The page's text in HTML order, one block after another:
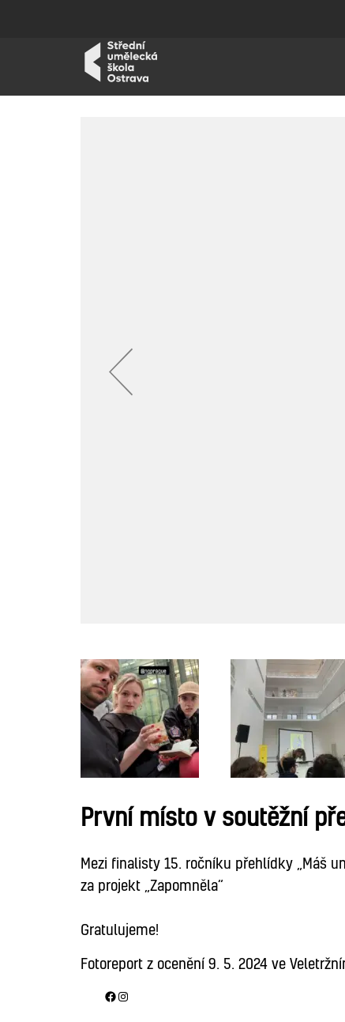
První místo v soutěžní
Mezi finalisty 15. ročníku přehlídky „Máš
za projekt „Zapomněla“
Gratulujeme!
Fotoreport z ocenění 9. 5. 2024 ve
Facebook
Instagram